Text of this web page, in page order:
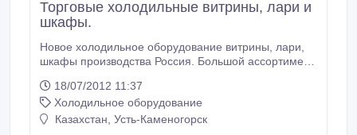
Торговые холодильные витрины, лари и
шкафы.
Новое холодильное оборудование витрины, лари,
шкафы производства Россия. Большой ассортимент
автоматическая размораживание, современный
дизайн. Абсолютно новые в упаковке. Гарантия. Мы
находимся по адресу улица Революционная 10..
18/07/2012 11:37
Холодильное оборудование
Казахстан, Усть-Каменогорск